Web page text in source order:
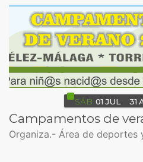
SÁB 01 JUL 31
Campamentos de
Organiza.- Área de deportes